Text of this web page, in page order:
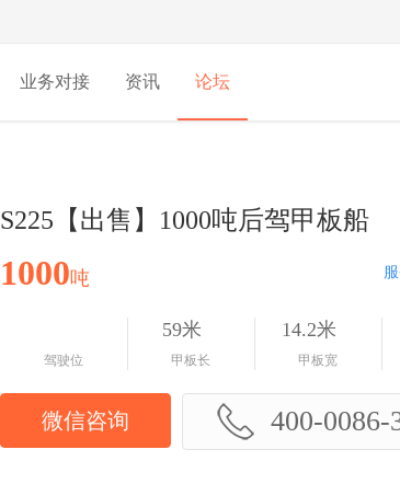
业务对接 资讯 论坛
S225【出售】1000吨后驾甲板船
1000吨
驾驶位
59米
甲板长
14.2米
甲板宽
微信咨询 400-0086-